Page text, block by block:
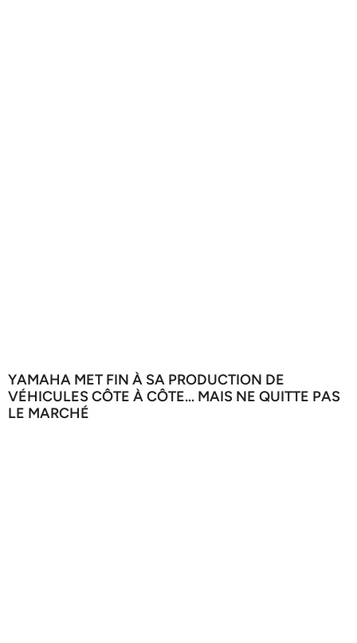
YAMAHA MET FIN À SA PRODUCTION DE
VÉHICULES CÔTE À CÔTE… MAIS NE QUITTE PAS
LE MARCHÉ